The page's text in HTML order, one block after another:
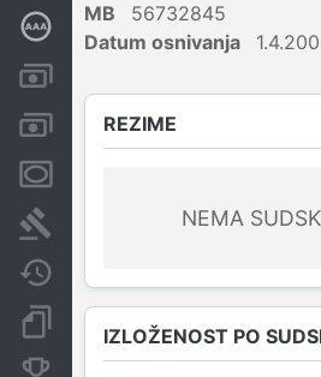
Dubinska bonitetna ocena
Računi i blokade
Sudski sporovi
Dokumenti i objave
MB
56732845
Datum osnivanja
REZIME
NEMA
IZLOŽENOST PO